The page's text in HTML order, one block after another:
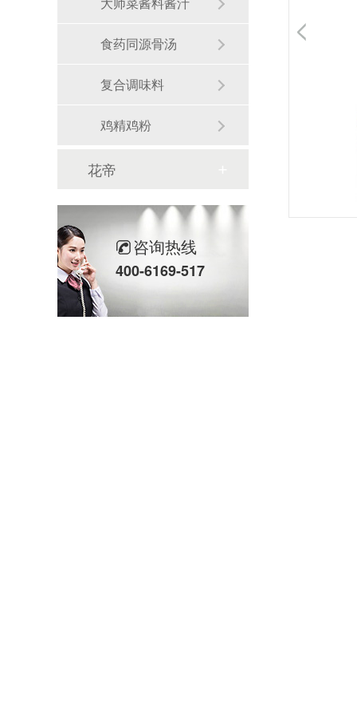
食药同源骨汤
复合调味料
鸡精鸡粉
花帝
咨询热线
400-6169-517